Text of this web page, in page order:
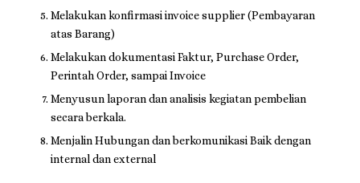
Melakukan konfirmasi invoice supplier (Pembayaran
atas Barang)
Melakukan dokumentasi Faktur, Purchase Order,
Perintah Order, sampai Invoice
Menyusun laporan dan analisis kegiatan pembelian
secara berkala.
Menjalin Hubungan dan berkomunikasi Baik dengan
internal dan external